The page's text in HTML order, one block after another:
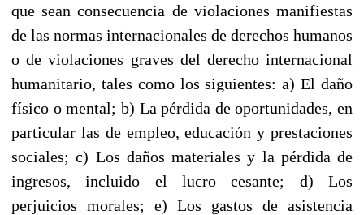
que sean consecuencia de violaciones manifiestas
de las normas internacionales de derechos humanos
o de violaciones graves del derecho internacional
humanitario, tales como los siguientes: a) El daño
físico o mental; b) La pérdida de oportunidades, en
particular las de empleo, educación y prestaciones
sociales; c) Los daños materiales y la pérdida de
ingresos, incluido el lucro cesante; d) Los
perjuicios morales; e) Los gastos de asistencia